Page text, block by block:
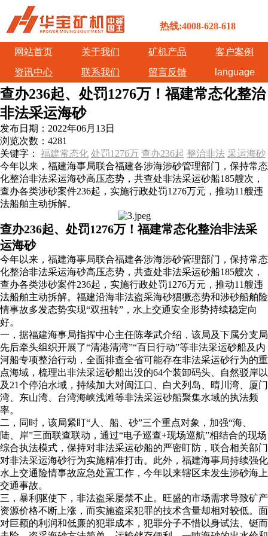
热线:4008-628-618
网站首页 关于我们 矿机产品
客户案例
资讯中心
联系我们 留言反馈 language
查办236起、处罚1276万！福建常态化整治
非法采运海砂
发布日期： 2022年06月13日
浏览次数： 4281
关键字： 福建常态化 处罚1276万 查办236起 整治非法 采运海砂
今年以来，福建海事局联合福建各涉海涉砂管理部门，保持常态
化整治非法采运海砂高压态势，共查处非法采运砂船185艘次，
查办各类涉砂案件236起，实施行政处罚1276万元，推动11艘违
法船舶主动拆解。
查办236起、处罚1276万！福建常态化整治非法采
运海砂
今年以来，福建海事局联合福建各涉海涉砂管理部门，保持常态
化整治非法采运海砂高压态势，共查处非法采运砂船185艘次，
查办各类涉砂案件236起，实施行政处罚1276万元，推动11艘违
法船舶主动拆解。福建沿海非法盗采海砂猖獗态势和涉砂船舶险
情事故多发态势实现“双扭转”，水上交通安全形势持续稳定向
好。
一，据福建海事局指挥中心主任陈孝武介绍，该局及下属分支局
先后牵头组织开展了“清港清湾”“百日行动”等非法采运砂船及内
河船专项整治行动，全面排查全省可能存在非法采运砂行为的重
点海域，梳理出非法采运砂船出没的64个装卸码头、自然驳岸以
及21个停泊水域，持续加大对闽江口、白犬列岛、晴川湾、厦门
湾、东山湾、台湾海峡浅滩等非法采运砂船聚集水域的执法频
率。
二，同时，该局紧盯“人、船、砂”三个重点对象，加强“海、
陆、岸”三面联查联动，通过“电子巡查+现场巡航”相结合的现场
综合执法模式，保持对非法采运砂船的严密盯防，联合相关部门
对非法采运海砂行为实施精准打击。此外，福建海事局持续强化
水上交通险情事故应急处置工作，今年以来辖区未发生涉砂海上
交通事故。
三，暴利驱使下，非法盗采屡禁不止。旺盛的市场需求导致矿产
资源价格不断上涨，而实施盗采犯罪的技术含量却相对较低。面
对巨额的利润和低廉的犯罪成本，犯罪分子不惜以身试法、铤而